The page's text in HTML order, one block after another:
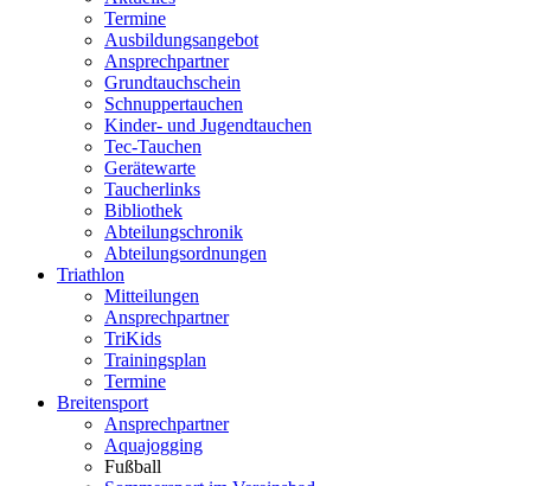
Termine
Ausbildungsangebot
Ansprechpartner
Grundtauchschein
Schnuppertauchen
Kinder- und Jugendtauchen
Tec-Tauchen
Gerätewarte
Taucherlinks
Bibliothek
Abteilungschronik
Abteilungsordnungen
Triathlon
Mitteilungen
Ansprechpartner
TriKids
Trainingsplan
Termine
Breitensport
Ansprechpartner
Aquajogging
Fußball